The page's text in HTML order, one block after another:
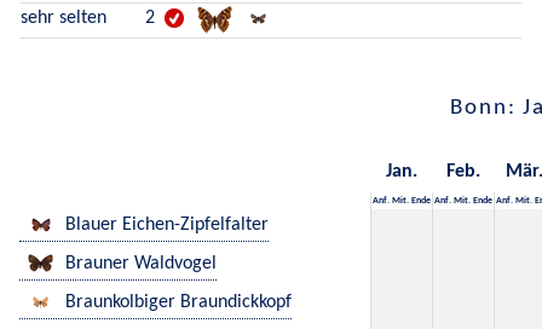
sehr selten 2
Bonn:
Jan. Feb. Mär.
Anf. Mit. Ende Anf. Mit. Ende Anf. Mit.
Blauer Eichen-Zipfelfalter
Brauner Waldvogel
Braunkolbiger Braundickkopf